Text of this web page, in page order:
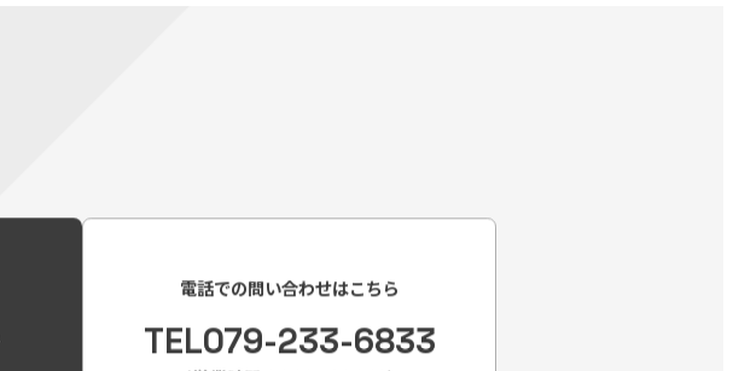
電話での問い合わせはこちら
TEL079-233-6833